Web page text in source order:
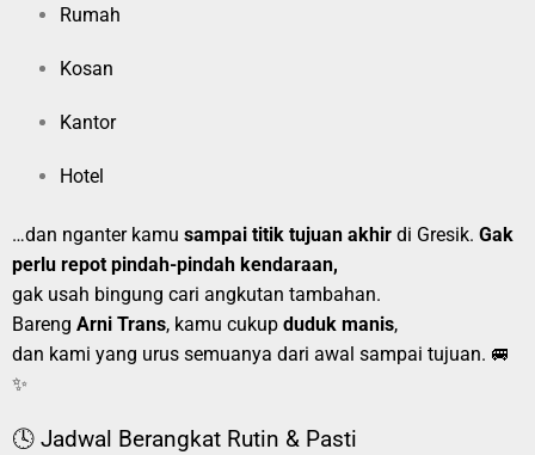
Rumah
Kosan
Kantor
Hotel
…dan nganter kamu sampai titik tujuan akhir di Gresik. Gak
perlu repot pindah-pindah kendaraan,
gak usah bingung cari angkutan tambahan.
Bareng Arni Trans, kamu cukup duduk manis,
dan kami yang urus semuanya dari awal sampai tujuan. 🚐
✨
🕓 Jadwal Berangkat Rutin & Pasti